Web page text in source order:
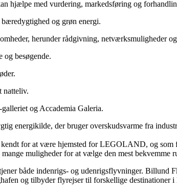
hjælpe med vurdering, markedsføring og
og grøn energi.
herunder rådgivning, netværksmuligheder
besøgende.
natteliv.
og Accademia Galeria.
energikilde, der bruger overskudsvarme fra
for at være hjemsted for LEGOLAND, og
muligheder for at vælge den mest bekvemme
både indenrigs- og udenrigsflyvninger. Billund
og tilbyder flyrejser til forskellige destinationer i